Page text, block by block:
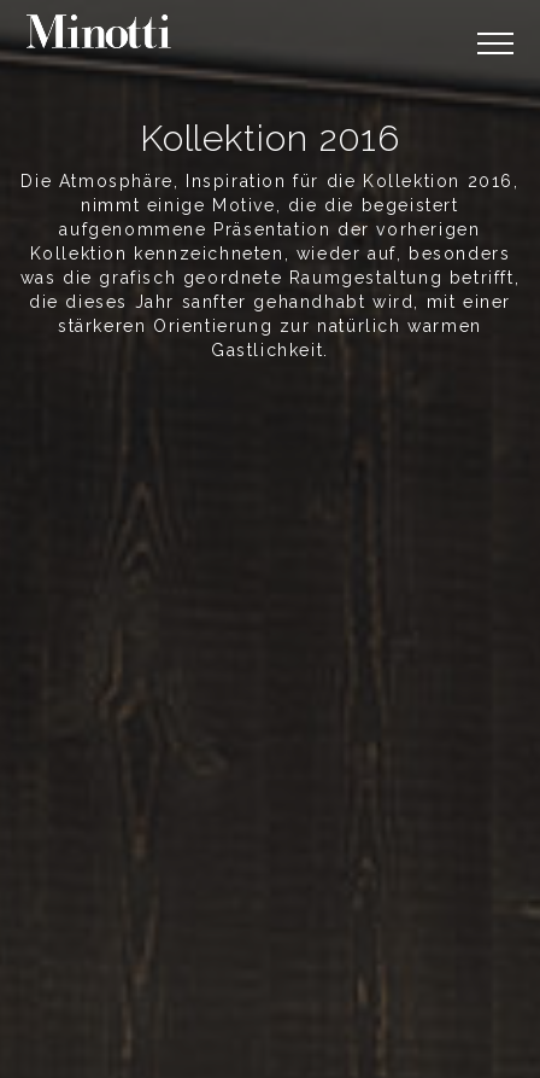
Kollektion 2016
Die Atmosphäre, Inspiration für die Kollektion 2016,
nimmt einige Motive, die die begeistert
aufgenommene Präsentation der vorherigen
Kollektion kennzeichneten, wieder auf, besonders
was die grafisch geordnete Raumgestaltung betrifft,
die dieses Jahr sanfter gehandhabt wird, mit einer
stärkeren Orientierung zur natürlich warmen
Gastlichkeit.